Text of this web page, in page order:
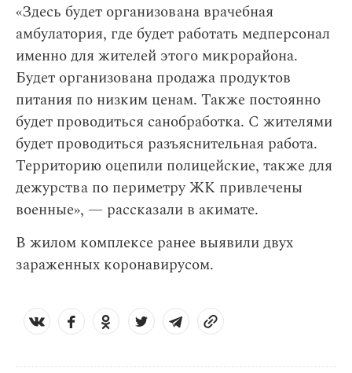
«Здесь будет организована врачебная
амбулатория, где будет работать медперсонал
именно для жителей этого микрорайона.
Будет организована продажа продуктов
питания по низким ценам. Также постоянно
будет проводиться санобработка. С жителями
будет проводиться разъяснительная работа.
Территорию оцепили полицейские, также для
дежурства по периметру ЖК привлечены
военные», — рассказали в акимате.
В жилом комплексе ранее выявили двух
зараженных коронавирусом.